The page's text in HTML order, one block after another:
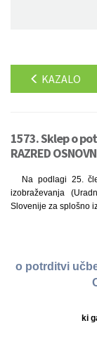
KAZALO
1573. Sklep o
RAZRED
Na podlagi 25.
izobraževanja
Slovenije za splošno
o potrditvi
ki